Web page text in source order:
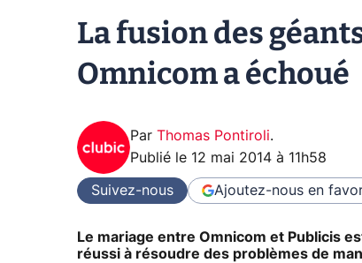
La fusion des
Omnicom a échoué
Par Thomas Pontiroli.
Publié le 12 mai 2014 à 11h58
Suivez-nous Ajoutez-nous en
Le mariage entre Omnicom et Publicis
réussi à résoudre des problèmes de